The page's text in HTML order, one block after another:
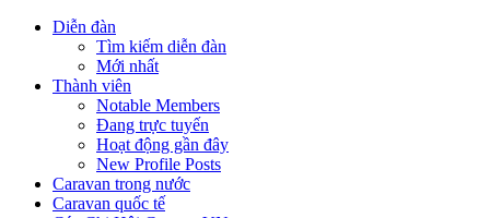
Diễn đàn
Tìm kiếm diễn đàn
Mới nhất
Thành viên
Notable Members
Đang trực tuyến
Hoạt động gần đây
New Profile Posts
Caravan trong nước
Caravan quốc tế